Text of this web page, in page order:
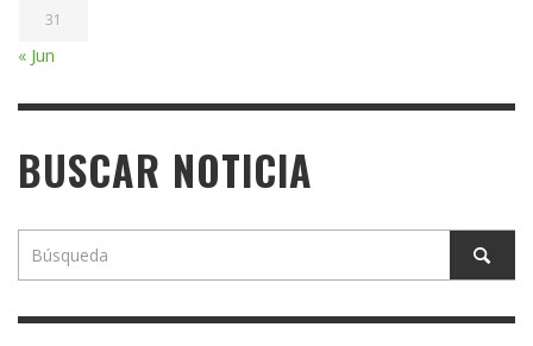
31
« Jun
BUSCAR NOTICIA